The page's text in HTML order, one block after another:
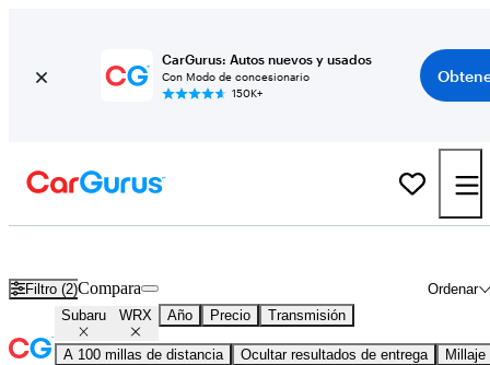
CarGurus: Autos nuevos y usados
Con Modo de concesionario
150K+
Filtro (2) Ordenar
Compara
Subaru WRX Año Precio Transmisión
A 100 millas de distancia Ocultar resultados de entrega
Millaje